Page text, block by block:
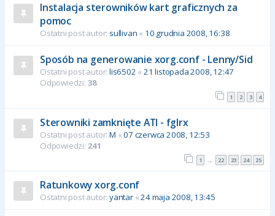
Instalacja sterowników kart graficznych za
pomoc
Ostatni post autor: sullivan « 10 grudnia 2008, 16:38
Sposób na generowanie xorg.conf - Lenny/Sid
Ostatni post autor: lis6502 «21 listopada 2008, 12:47
Odpowiedzi: 38
1 2 3 4
Sterowniki zamknięte ATI - fglrx
Ostatni post autor: M «07 czerwca 2008, 12:53
Odpowiedzi: 241
1 … 22 23 24 25
Ratunkowy xorg.conf
Ostatni post autor: yantar«24 maja 2008, 13:45